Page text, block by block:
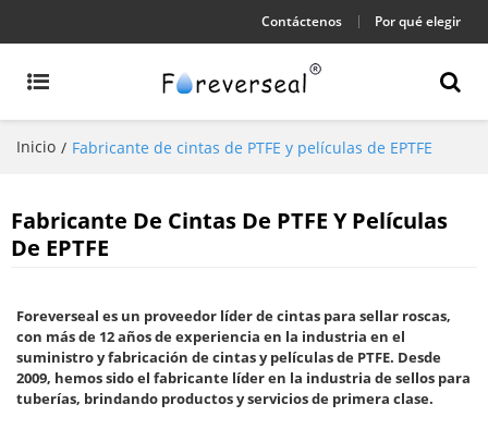
Contáctenos Por qué elegir
Inicio / Fabricante de cintas de PTFE y películas de EPTFE
Fabricante De Cintas De PTFE Y Películas
De EPTFE
Foreverseal es un proveedor líder de cintas para sellar roscas,
con más de 12 años de experiencia en la industria en el
suministro y fabricación de cintas y películas de PTFE. Desde
2009, hemos sido el fabricante líder en la industria de sellos para
tuberías, brindando productos y servicios de primera clase.